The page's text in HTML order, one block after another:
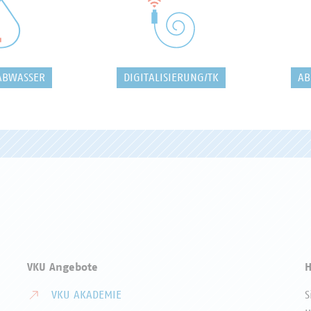
DIGITALISIERUNG/TK
VKU Angebote
VKU AKADEMIE